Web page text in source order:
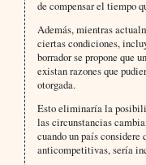
de compensar el tiempo
Además, mientras
ciertas condiciones,
borrador se propone que
existan razones que
otorgada.
Esto eliminaría la
las circunstancias
cuando un país considere
anticompetitivas, sería